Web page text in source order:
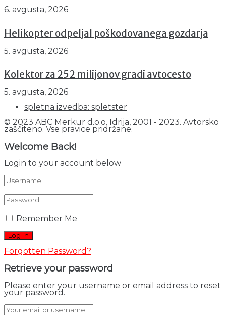
6. avgusta, 2026
Helikopter odpeljal poškodovanega gozdarja
5. avgusta, 2026
Kolektor za 252 milijonov gradi avtocesto
5. avgusta, 2026
spletna izvedba: spletster
© 2023 ABC Merkur d.o.o. Idrija, 2001 - 2023. Avtorsko
zaščiteno. Vse pravice pridržane.
Welcome Back!
Login to your account below
Remember Me
Forgotten Password?
Retrieve your password
Please enter your username or email address to reset
your password.